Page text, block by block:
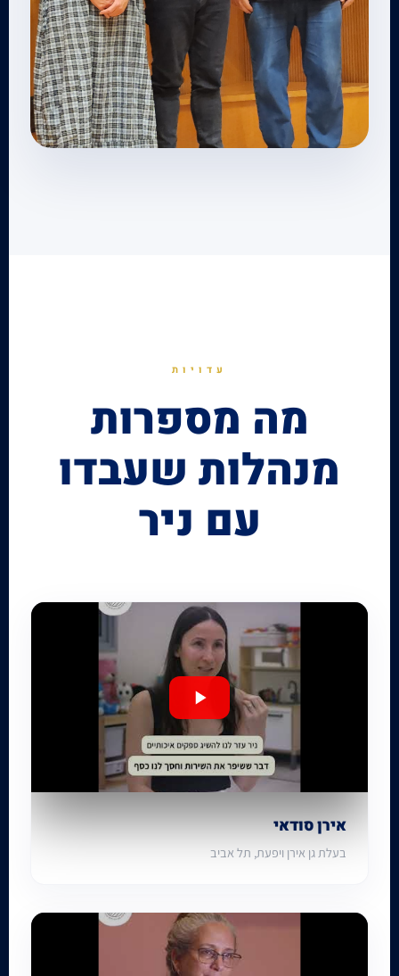
עדויות
מה מספרות
מנהלות שעבדו
עם ניר
אירן סודאי
בעלת גן אירן ויפעת, תל אביב